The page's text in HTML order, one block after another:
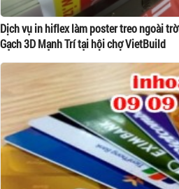
Dịch vụ in hiflex làm poster treo ngoài
Gạch 3D Mạnh Trí tại hội chợ VietBuild